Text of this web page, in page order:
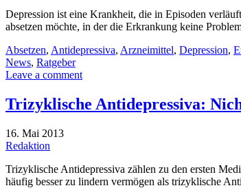
Depression ist eine Krankheit, die in Episoden
absetzen möchte, in der die Erkrankung keine
Absetzen, Antidepressiva, Arzneimittel, Depression,
News, Ratgeber
Leave a comment
Trizyklische Antidepressiva:
16. Mai 2013
Redaktion
Trizyklische Antidepressiva zählen zu den ersten
häufig besser zu lindern vermögen als trizyklische